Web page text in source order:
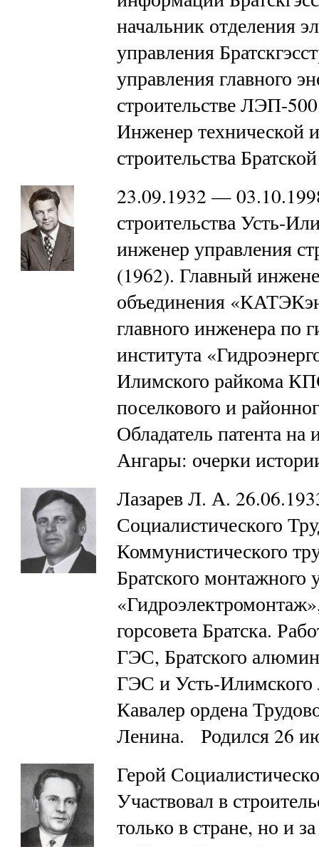
начальник отделения
управления
управления главного
строительстве ЛЭП-
Инженер технической
строительства
23.09.1932 —
строительства Усть-
инженер управления
(1962). Главный
объединения
главного инженера по
института
Илимского райкома
поселкового и
Обладатель патента
Ангары: очерки
Лазарев Л. А.
Социалистического
Коммунистического
Братского монтажного
горсовета Братска.
ГЭС, Братского
ГЭС и Усть-Илимского
Кавалер ордена
Ленина. Родился 26
Герой
Участвовал в
только в стране, но и